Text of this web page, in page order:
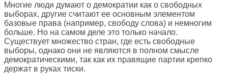
Многие люди думают о демократии как о свободных
выборах, другие считают ее основным элементом
базовые права (например, свободу слова) и немногим
больше. Но на самом деле это только начало.
Существует множество стран, где есть свободные
выборы, однако они не являются в полном смысле
демократическими, так как их правящие партии крепко
держат в руках тиски.